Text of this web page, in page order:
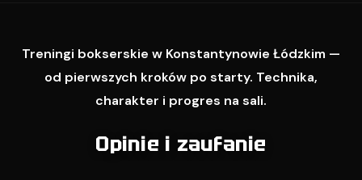
Treningi bokserskie w Konstantynowie Łódzkim —
od pierwszych kroków po starty. Technika,
charakter i progres na sali.
Opinie i zaufanie